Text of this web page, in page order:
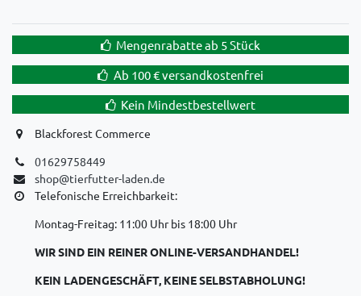
Mengenrabatte ab 5 Stück
Ab 100 € versandkostenfrei
Kein Mindestbestellwert
Blackforest Commerce
01629758449
shop@tierfutter-laden.de
Telefonische Erreichbarkeit:
Montag-Freitag: 11:00 Uhr bis 18:00 Uhr
WIR SIND EIN REINER ONLINE-VERSANDHANDEL!
KEIN LADENGESCHÄFT, KEINE SELBSTABHOLUNG!